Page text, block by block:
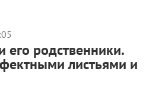
его родственники.
листьями и